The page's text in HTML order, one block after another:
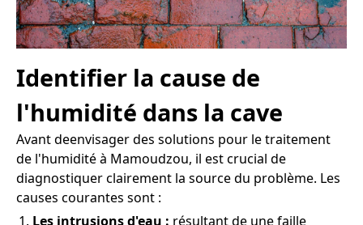
Identifier la cause de
l'humidité dans la cave
Avant deenvisager des solutions pour le traitement
de l'humidité à Mamoudzou, il est crucial de
diagnostiquer clairement la source du problème. Les
causes courantes sont :
Les intrusions d'eau : résultant de une faille